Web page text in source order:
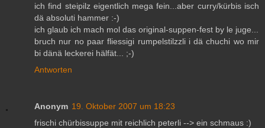
ich find steipilz eigentlich mega fein...aber curry/kürbis isch
dä absoluti hammer :-)
ich glaub ich mach mol das original-suppen-fest by le juge...
bruch nur no paar fliessigi rumpelstilzzli i dä chuchi wo mir
bi dänä leckerei hälfät... ;-)
Antworten
Anonym 19. Oktober 2007 um 18:23
frischi chürbissuppe mit reichlich peterli --> ein schmaus :)